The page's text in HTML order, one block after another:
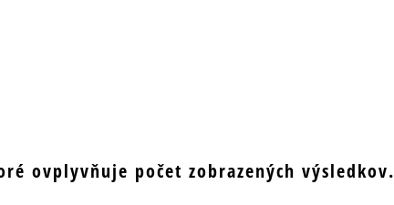
ovplyvňuje počet zobrazených výsledkov.